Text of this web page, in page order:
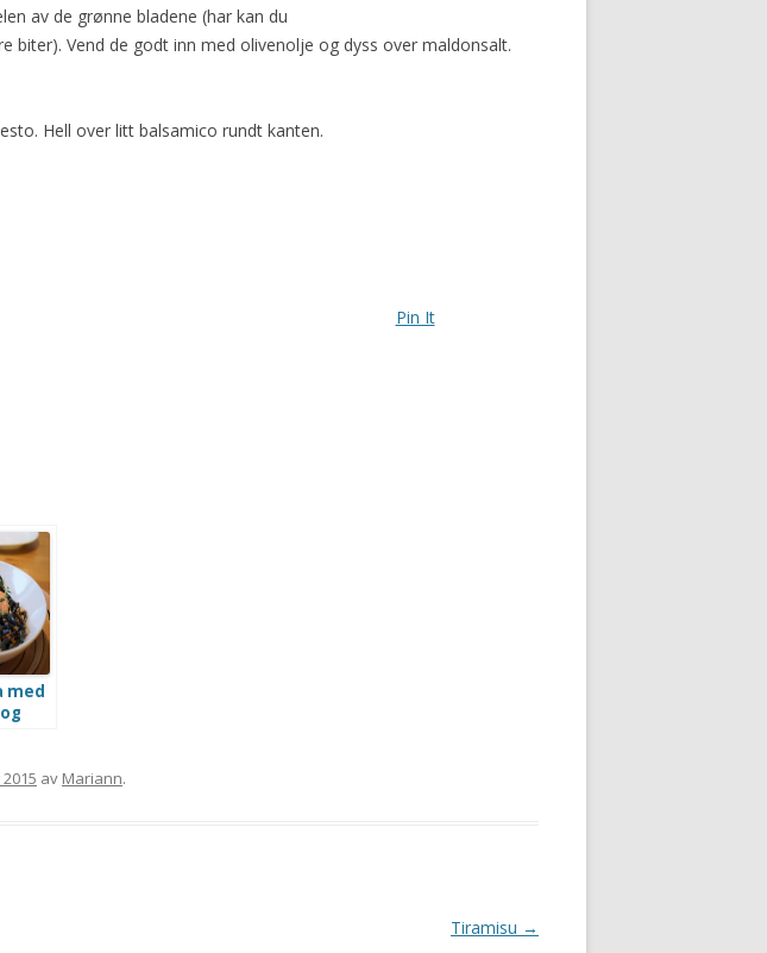
av de grønne bladene (har kan du
biter). Vend de godt inn med olivenolje og dyss over maldonsalt.
Hell over litt balsamico rundt kanten.
Pin It
med
av Mariann.
Tiramisu →